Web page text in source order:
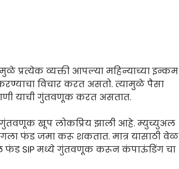
व्यक्ती आपल्या महिन्याच्या इन्कम
विचार करत असतो. त्यामुळे पैसा
याची गुंतवणूक करत असतात.
खूप लोकप्रिय झाली आहे. म्युच्युअल
फंड जमा करू शकतात. मात्र यासाठी वेळ
फंड SIP मध्ये गुंतवणूक करून कंपाऊंडिंग चा